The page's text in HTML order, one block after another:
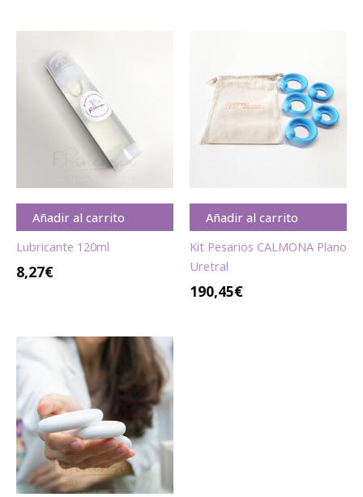
Añadir al carrito
Lubricante 120ml
8,27€
Añadir al carrito
Kit Pesarios CALMONA Plano
Uretral
190,45€